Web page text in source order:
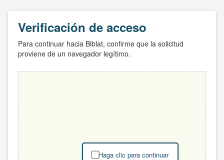
Verificación de acceso
Para continuar hacia Biblat, confirme que la solicitud
proviene de un navegador legítimo.
Haga clic para continuar